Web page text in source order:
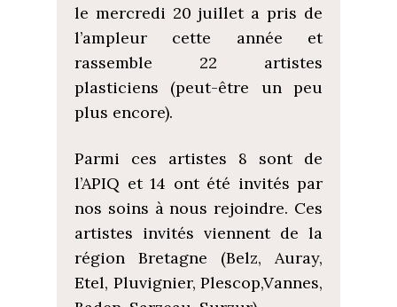
le mercredi 20 juillet a pris de
l’ampleur cette année et
rassemble 22 artistes
plasticiens (peut-être un peu
plus encore).
Parmi ces artistes 8 sont de
l’APIQ et 14 ont été invités par
nos soins à nous rejoindre. Ces
artistes invités viennent de la
région Bretagne (Belz, Auray,
Etel, Pluvignier, Plescop,Vannes,